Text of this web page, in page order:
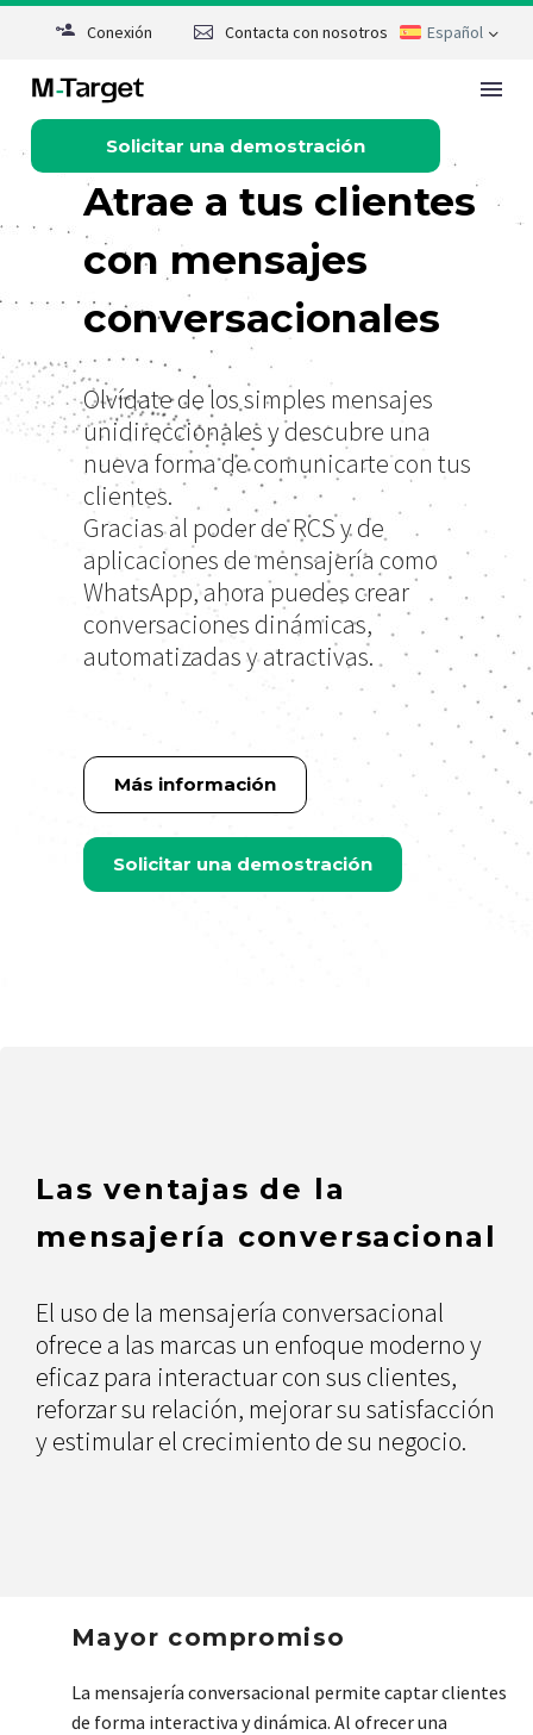
Conexión Contacta con nosotros Español
Solicitar una demostración
Solicitar una demostración
Contacto
Atrae a tus clientes
con mensajes
conversacionales
Olvídate de los simples mensajes
unidireccionales y descubre una
nueva forma de comunicarte con tus
clientes.
Gracias al poder de RCS y de
aplicaciones de mensajería como
WhatsApp, ahora puedes crear
conversaciones dinámicas,
automatizadas y atractivas.
Más información
Solicitar una demostración
Las ventajas de la
mensajería conversacional
El uso de la mensajería conversacional
ofrece a las marcas un enfoque moderno y
eficaz para interactuar con sus clientes,
reforzar su relación, mejorar su satisfacción
y estimular el crecimiento de su negocio.
Mayor compromiso
La mensajería conversacional permite captar clientes
de forma interactiva y dinámica. Al ofrecer una